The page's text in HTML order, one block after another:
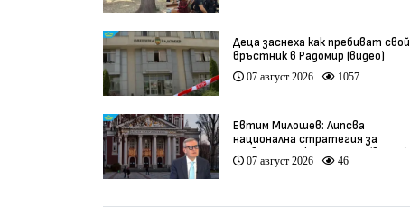
Деца заснеха как пребиват свой
връстник в Радомир (видео)
07 август 2026 1057
Евтим Милошев: Липсва
национална стратегия за
развитие на културата (видео)
07 август 2026 46